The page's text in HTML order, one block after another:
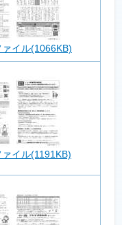
(1066KB)
(1191KB)